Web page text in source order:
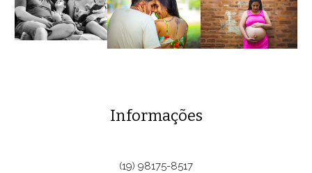
Informações
(19) 98175-8517